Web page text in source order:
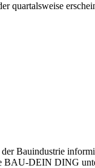
quartalsweise
Bauindustrie
DEIN DING